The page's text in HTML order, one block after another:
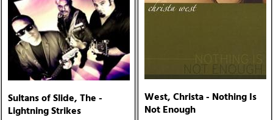
Sultans of Slide, The -
Lightning Strikes
West, Christa - Nothing Is
Not Enough